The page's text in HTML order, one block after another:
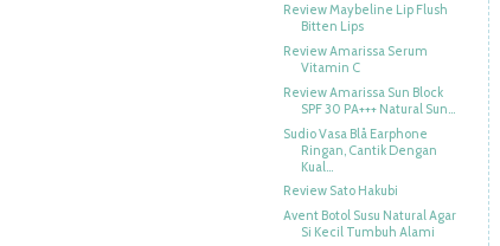
Review Maybeline Lip Flush
Bitten Lips
Review Amarissa Serum
Vitamin C
Review Amarissa Sun Block
SPF 30 PA+++ Natural Sun...
Sudio Vasa Blå Earphone
Ringan, Cantik Dengan
Kual...
Review Sato Hakubi
Avent Botol Susu Natural Agar
Si Kecil Tumbuh Alami